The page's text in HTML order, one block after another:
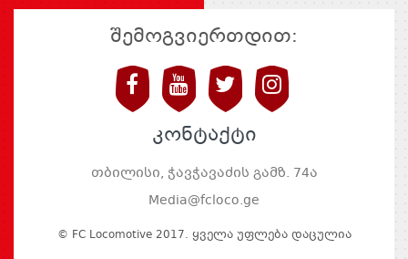
შემოგვიერთდით:
კონტაქტი
თბილისი, ჭავჭავაძის გამზ. 74ა
Media@fcloco.ge
© FC Locomotive 2017. Ყველა Უფლება Დაცულია